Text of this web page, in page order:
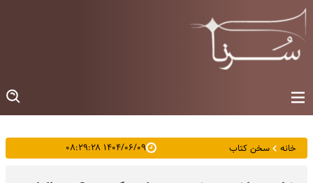
خانه سخن کتاب ۱۴۰۴/۰۶/۰۹ ۰۸:۲۹:۲۸